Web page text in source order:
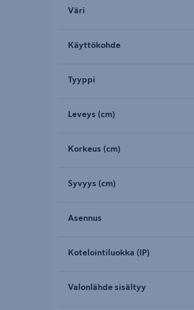
Väri
Käyttökohde
Tyyppi
Leveys (cm)
Korkeus (cm)
Syvyys (cm)
Asennus
Kotelointiluokka (IP)
Valonlähde sisältyy